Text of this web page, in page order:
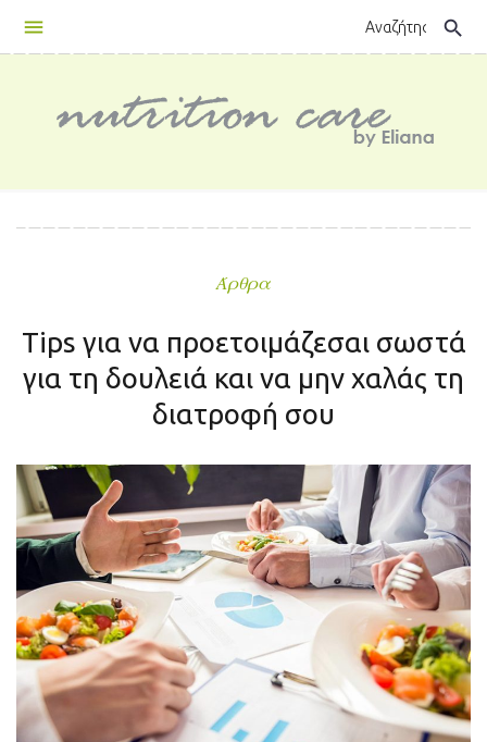
search
Άρθρα
Tips για να προετοιμάζεσαι σωστά
για τη δουλειά και να μην χαλάς τη
διατροφή σου